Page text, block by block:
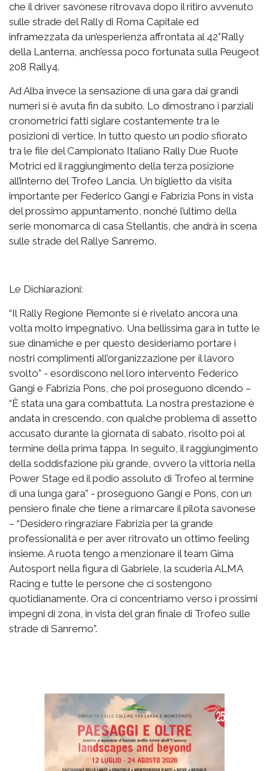
che il driver savonese ritrovava dopo il ritiro avvenuto
sulle strade del Rally di Roma Capitale ed
inframezzata da un’esperienza affrontata al 42°Rally
della Lanterna, anch’essa poco fortunata sulla Peugeot
208 Rally4.
Ad Alba invece la sensazione di una gara dai grandi
numeri si è avuta fin da subito. Lo dimostrano i parziali
cronometrici fatti siglare costantemente tra le
posizioni di vertice. In tutto questo un podio sfiorato
tra le file del Campionato Italiano Rally Due Ruote
Motrici ed il raggiungimento della terza posizione
all’interno del Trofeo Lancia. Un biglietto da visita
importante per Federico Gangi e Fabrizia Pons in vista
del prossimo appuntamento, nonché l’ultimo della
serie monomarca di casa Stellantis, che andrà in scena
sulle strade del Rallye Sanremo.
Le Dichiarazioni:
“Il Rally Regione Piemonte si è rivelato ancora una
volta molto impegnativo. Una bellissima gara in tutte le
sue dinamiche e per questo desideriamo portare i
nostri complimenti all’organizzazione per il lavoro
svolto” - esordiscono nel loro intervento Federico
Gangi e Fabrizia Pons, che poi proseguono dicendo –
“È stata una gara combattuta. La nostra prestazione è
andata in crescendo, con qualche problema di assetto
accusato durante la giornata di sabato, risolto poi al
termine della prima tappa. In seguito, il raggiungimento
della soddisfazione più grande, ovvero la vittoria nella
Power Stage ed il podio assoluto di Trofeo al termine
di una lunga gara” - proseguono Gangi e Pons, con un
pensiero finale che tiene a rimarcare il pilota savonese
– “Desidero ringraziare Fabrizia per la grande
professionalità e per aver ritrovato un ottimo feeling
insieme. A ruota tengo a menzionare il team Gima
Autosport nella figura di Gabriele, la scuderia ALMA
Racing e tutte le persone che ci sostengono
quotidianamente. Ora ci concentriamo verso i prossimi
impegni di zona, in vista del gran finale di Trofeo sulle
strade di Sanremo”.